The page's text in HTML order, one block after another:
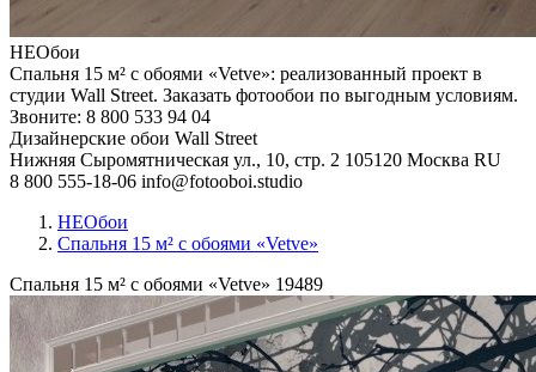
НЕОбои
Спальня 15 м² с обоями «Vetve»: реализованный проект в
студии Wall Street. Заказать фотообои по выгодным условиям.
Звоните: 8 800 533 94 04
Дизайнерские обои Wall Street
Нижняя Сыромятническая ул., 10, стр. 2 105120 Москва RU
8 800 555-18-06 info@fotooboi.studio
НЕОбои
Спальня 15 м² с обоями «Vetve»
Спальня 15 м² с обоями «Vetve» 19489